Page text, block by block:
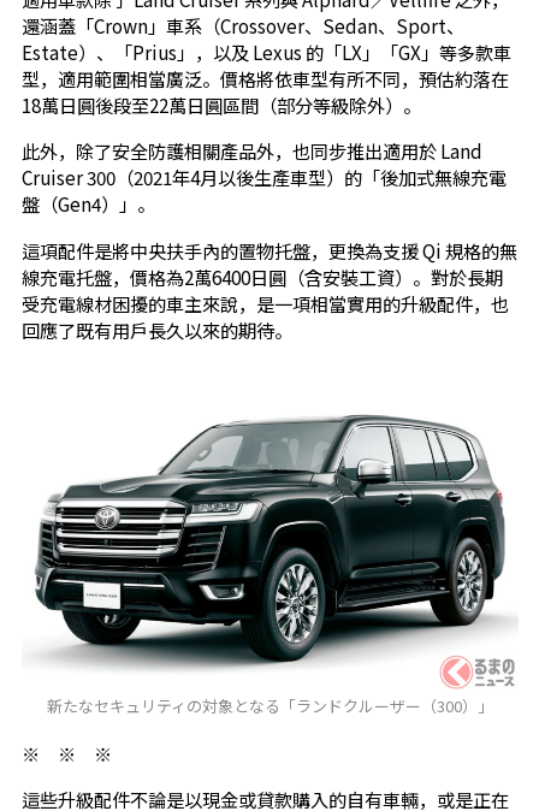
還涵蓋「Crown」車系（Crossover、Sedan、Sport、
Estate）、「Prius」，以及 Lexus 的「LX」「GX」等多款車
型，適用範圍相當廣泛。價格將依車型有所不同，預估約落在
18萬日圓後段至22萬日圓區間（部分等級除外）。
此外，除了安全防護相關產品外，也同步推出適用於 Land
Cruiser 300（2021年4月以後生產車型）的「後加式無線充電
盤（Gen4）」。
這項配件是將中央扶手內的置物托盤，更換為支援 Qi 規格的無
線充電托盤，價格為2萬6400日圓（含安裝工資）。對於長期
受充電線材困擾的車主來說，是一項相當實用的升級配件，也
回應了既有用戶長久以來的期待。
新たなセキュリティの対象となる「ランドクルーザー（300）」
※ ※ ※
這些升級配件不論是以現金或貸款購入的自有車輛，或是正在